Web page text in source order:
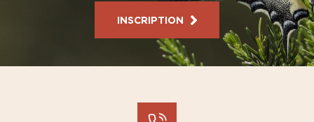
INSCRIPTION